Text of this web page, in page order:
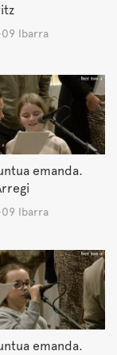
Ibarra
emanda.
Ibarra
emanda.